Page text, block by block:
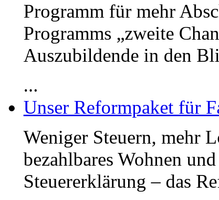
Programm für mehr
Programms „zweite
Auszubildende in den
...
Unser Reformpaket für
Weniger Steuern, mehr
bezahlbares Wohnen
Steuererklärung – das